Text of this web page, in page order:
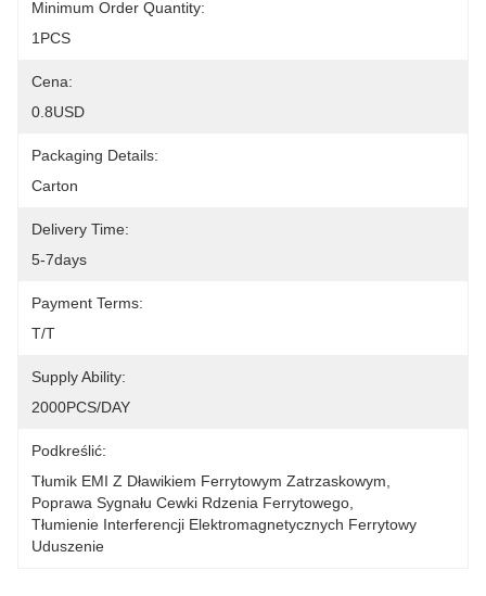
Minimum Order Quantity:
1PCS
Cena:
0.8USD
Packaging Details:
Carton
Delivery Time:
5-7days
Payment Terms:
T/T
Supply Ability:
2000PCS/DAY
Podkreślić:
Tłumik EMI Z Dławikiem Ferrytowym Zatrzaskowym
Poprawa Sygnału Cewki Rdzenia Ferrytowego
Tłumienie Interferencji Elektromagnetycznych Ferrytowy
Uduszenie